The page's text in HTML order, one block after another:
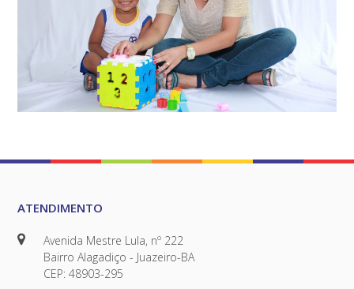
ATENDIMENTO
Avenida Mestre Lula, nº 222
Bairro Alagadiço - Juazeiro-BA
CEP: 48903-295